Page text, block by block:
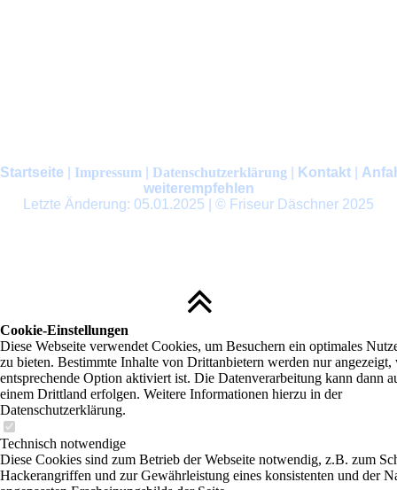
Startseite Impressum Datenschutzerklärung Kontakt
weiterempfehlen
Letzte Änderung: 05.01.2025 | © Friseur Däschner 2025
Cookie-Einstellungen
Diese Webseite verwendet Cookies, um Besuchern ein optimales
zu bieten. Bestimmte Inhalte von Drittanbietern werden nur angezeigt,
entsprechende Option aktiviert ist. Die Datenverarbeitung kann dann
einem Drittland erfolgen. Weitere Informationen hierzu in der
Datenschutzerklärung.
Technisch notwendige
Diese Cookies sind zum Betrieb der Webseite notwendig, z.B. zum
Hackerangriffen und zur Gewährleistung eines konsistenten und der